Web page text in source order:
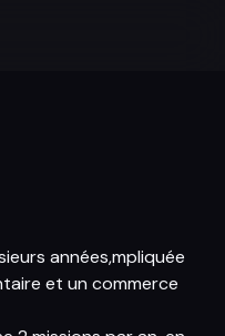
années,mpliquée
et un commerce